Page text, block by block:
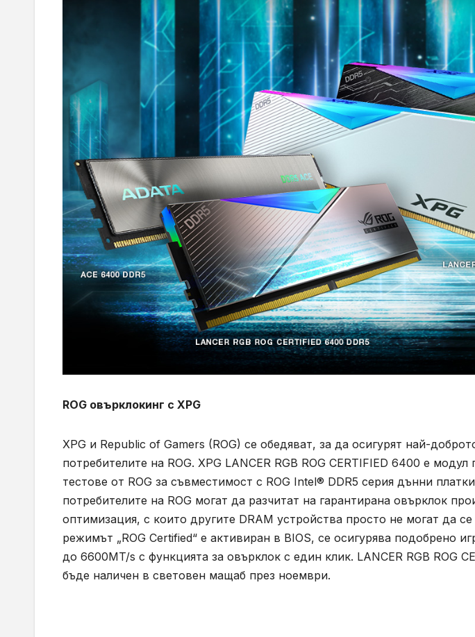
ROG овърклокинг с XPG
XPG и Republic of Gamers (ROG) се обедяват, за да осигурят най-
потребителите на ROG. XPG LANCER RGB ROG CERTIFIED 6400 е
тестове от ROG за съвместимост с ROG Intel® DDR5 серия дънни
потребителите на ROG могат да разчитат на гарантирана овърклок
оптимизация, с които другите DRAM устройства просто не могат да
режимът „ROG Certified“ е активиран в BIOS, се осигурява подобрено
до 6600MT/s с функцията за овърклок с един клик. LANCER RGB ROG
бъде наличен в световен мащаб през ноември.